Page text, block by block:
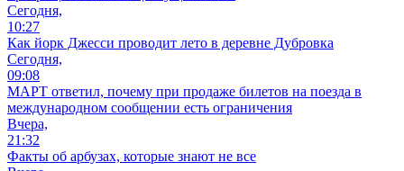
Сегодня,
10:27
Как йорк Джесси проводит лето в деревне Дубровка
Сегодня,
09:08
МАРТ ответил, почему при продаже билетов на поезда в
международном сообщении есть ограничения
Вчера,
21:32
Факты об арбузах, которые знают не все